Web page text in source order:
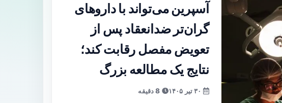
آسپرین می‌تواند با داروهای
گران‌تر ضدانعقاد پس از
تعویض مفصل رقابت کند؛
نتایج یک مطالعه بزرگ